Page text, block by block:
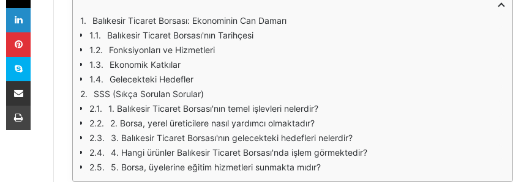
Balıkesir Ticaret Borsası: Ekonominin Can Damarı
Balıkesir Ticaret Borsası'nın Tarihçesi
Fonksiyonları ve Hizmetleri
Ekonomik Katkılar
Gelecekteki Hedefler
SSS (Sıkça Sorulan Sorular)
1. Balıkesir Ticaret Borsası'nın temel işlevleri nelerdir?
2. Borsa, yerel üreticilere nasıl yardımcı olmaktadır?
3. Balıkesir Ticaret Borsası'nın gelecekteki hedefleri nelerdir?
4. Hangi ürünler Balıkesir Ticaret Borsası'nda işlem görmektedir?
5. Borsa, üyelerine eğitim hizmetleri sunmakta mıdır?
LinkedIn
Pinterest
Skype
E-Posta ile paylaş